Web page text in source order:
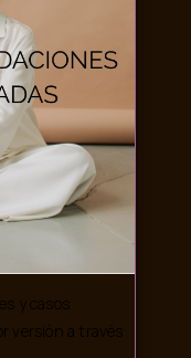
y casos
versión a través